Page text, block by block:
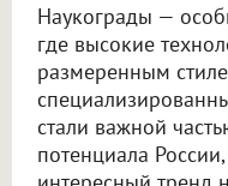
Наукограды —
где высокие
размеренным
стали важной
потенциала